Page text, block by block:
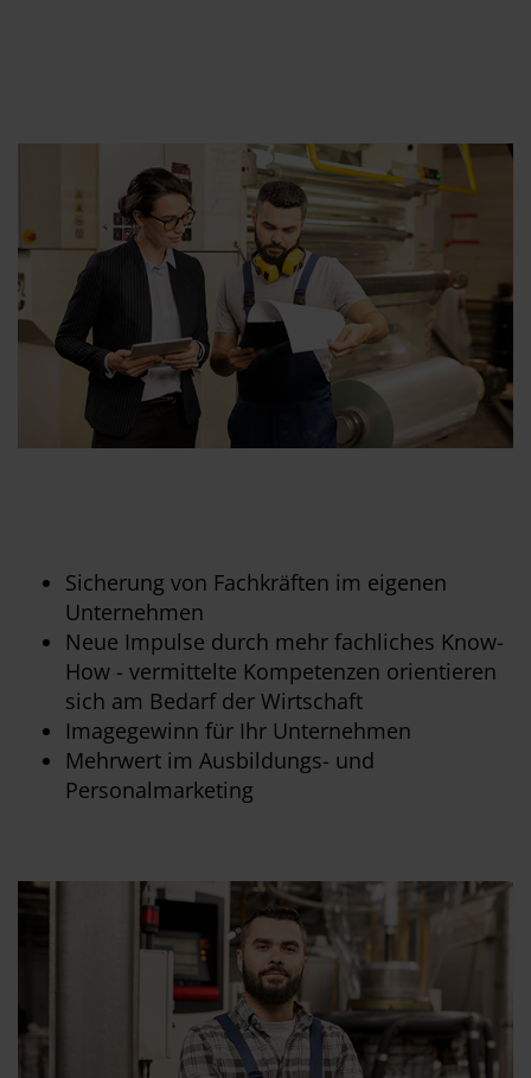
Sicherung von Fachkräften im eigenen
Unternehmen
Neue Impulse durch mehr fachliches Know-
How - vermittelte Kompetenzen orientieren
sich am Bedarf der Wirtschaft
Imagegewinn für Ihr Unternehmen
Mehrwert im Ausbildungs- und
Personalmarketing